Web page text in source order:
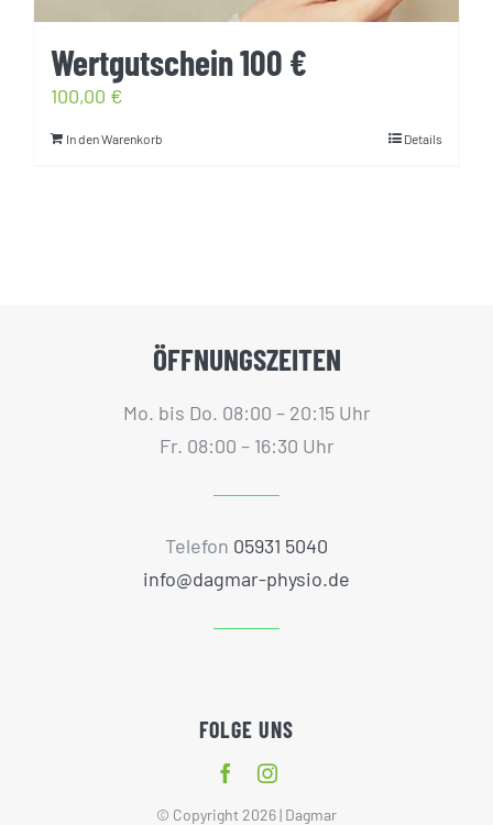
Wertgutschein 100 €
100,00 €
In den Warenkorb Details
ÖFFNUNGSZEITEN
Mo. bis Do. 08:00 – 20:15 Uhr
Fr. 08:00 – 16:30 Uhr
Telefon 05931 5040
info@dagmar-physio.de
FOLGE UNS
© Copyright 2026 | Dagmar